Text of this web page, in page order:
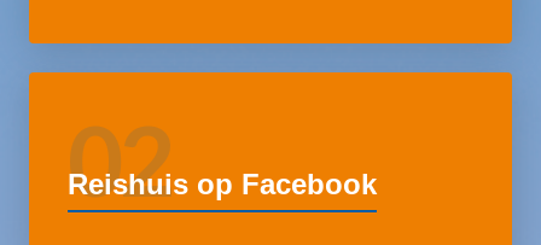
02
Reishuis op Facebook